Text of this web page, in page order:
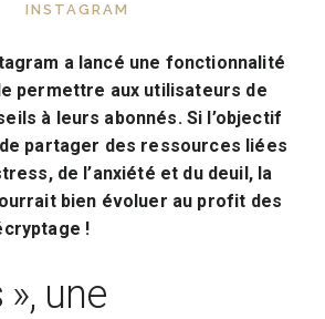
INSTAGRAM
a lancé une fonctionnalité
permettre aux utilisateurs de
à leurs abonnés. Si l’objectif
partager des ressources liées
de l’anxiété et du deuil, la
bien évoluer au profit des
!
», une